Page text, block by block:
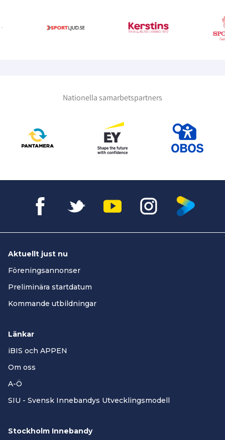
Nationella samarbetspartners
Aktuellt just nu
Föreningsannonser
Preliminära startdatum
Kommande utbildningar
Länkar
iBIS och APPEN
Om oss
A-Ö
SIU - Svensk Innebandys Utvecklingsmodell
Stockholm Innebandy